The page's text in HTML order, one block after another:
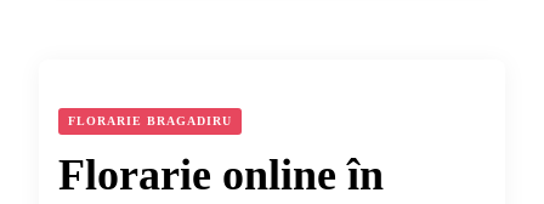
FLORARIE BRAGADIRU
Florarie online în